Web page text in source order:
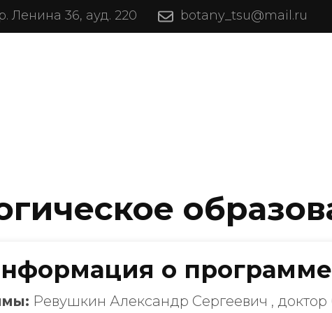
Ленина 36, ауд. 220 botany_tsu@mail.ru
о программе
Ревушкин Александр Сергеевич ,